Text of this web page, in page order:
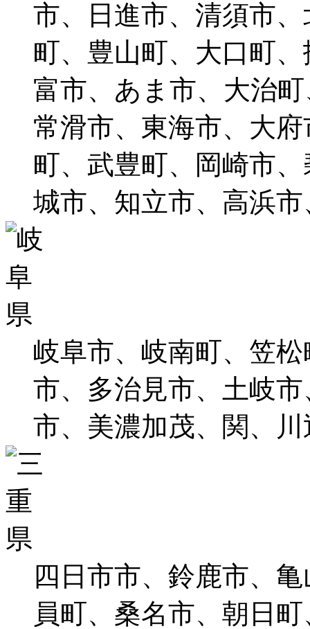
市、日進市、清須市
町、豊山町、大口町
富市、あま市、大治
常滑市、東海市、大
町、武豊町、岡崎市
城市、知立市、高浜
岐阜市、岐南町、笠
市、多治見市、土岐
市、美濃加茂、関、
四日市市、鈴鹿市、
員町、桑名市、朝日